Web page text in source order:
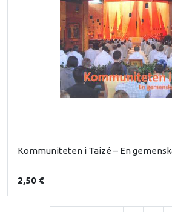
Kommuniteten i Taizé – En
2,50 €